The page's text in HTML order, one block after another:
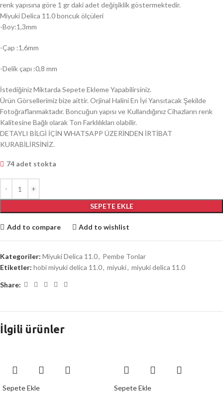
renk yapısına göre 1 gr daki adet değişiklik göstermektedir.
Miyuki Delica 11.0 boncuk ölçüleri
-Boy:1,3mm
-Çap :1,6mm
-Delik çapı :0,8 mm
İstediğiniz Miktarda Sepete Ekleme Yapabilirsiniz.
Ürün Görsellerimiz bize aittir. Orjinal Halini En İyi Yansıtacak Şekilde
Fotoğraflanmaktadır. Boncuğun yapısı ve Kullandığınız Cihazların renk
Kalitesine Bağlı olarak Ton Farklılıkları olabilir.
DETAYLI BİLGİ İÇİN WHATSAPP ÜZERİNDEN İRTİBAT
KURABİLİRSİNİZ.
74 adet stokta
SEPETE EKLE
Add to compare Add to wishlist
Kategoriler: Miyuki Delica 11.0, Pembe Tonlar
Etiketler: hobi miyuki delica 11.0, miyuki, miyuki delica 11.0
Share:
İlgili ürünler
Sepete Ekle Sepete Ekle